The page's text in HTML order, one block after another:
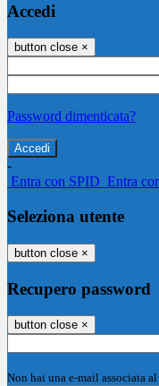
Accedi
button close ×
Password dimenticata?
-
Entra con SPID Entra
Seleziona utente
button close ×
Recupero password
button close ×
Non hai una e-mail associata